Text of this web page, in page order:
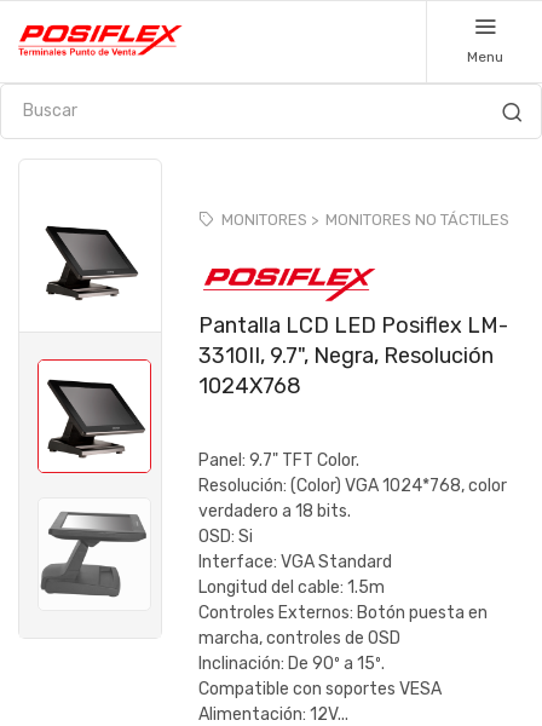
Menu
MONITORES > MONITORES NO TÁCTILES
Pantalla LCD LED Posiflex LM-
3310II, 9.7", Negra, Resolución
1024X768
Panel: 9.7" TFT Color.
Resolución: (Color) VGA 1024*768, color
verdadero a 18 bits.
OSD: Si
Interface: VGA Standard
Longitud del cable: 1.5m
Controles Externos: Botón puesta en
marcha, controles de OSD
Inclinación: De 90º a 15º.
Compatible con soportes VESA
Alimentación: 12V...